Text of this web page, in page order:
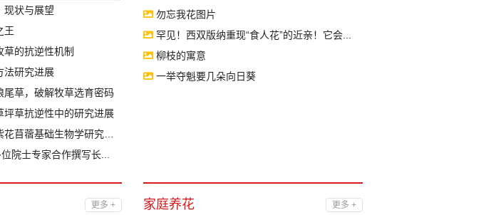
现状与展望
王
的抗逆性机制
法研究进展
尾草，破解牧草选育密码
坪草抗逆性中的研究进展
苜蓿基础生物学研究进...
院士专家合作撰写长...
勿忘我花图片
罕见！西双版纳重现“食人花”的近亲！它会...
柳枝的寓意
一举夺魁要几朵向日葵
更多 + 家庭养花 更多 +